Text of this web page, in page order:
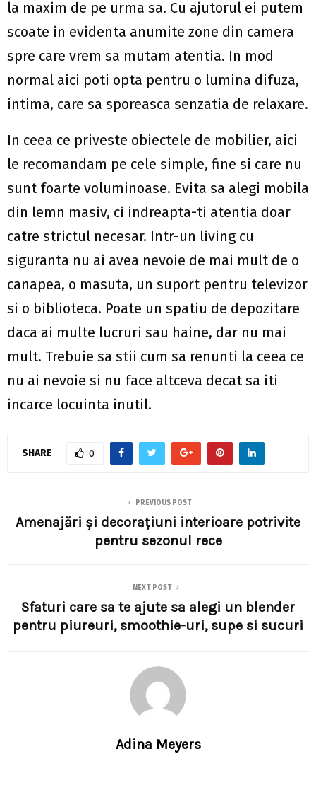
la maxim de pe urma sa. Cu ajutorul ei putem
scoate in evidenta anumite zone din camera
spre care vrem sa mutam atentia. In mod
normal aici poti opta pentru o lumina difuza,
intima, care sa sporeasca senzatia de relaxare.
In ceea ce priveste obiectele de mobilier, aici
le recomandam pe cele simple, fine si care nu
sunt foarte voluminoase. Evita sa alegi mobila
din lemn masiv, ci indreapta-ti atentia doar
catre strictul necesar. Intr-un living cu
siguranta nu ai avea nevoie de mai mult de o
canapea, o masuta, un suport pentru televizor
si o biblioteca. Poate un spatiu de depozitare
daca ai multe lucruri sau haine, dar nu mai
mult. Trebuie sa stii cum sa renunti la ceea ce
nu ai nevoie si nu face altceva decat sa iti
incarce locuinta inutil.
SHARE 0
PREVIOUS POST
Amenajări și decorațiuni interioare potrivite
pentru sezonul rece
NEXT POST
Sfaturi care sa te ajute sa alegi un blender
pentru piureuri, smoothie-uri, supe si sucuri
Adina Meyers